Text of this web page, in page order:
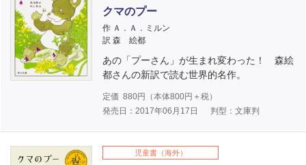
クマのプー
作 Ａ．Ａ．ミルン
訳 森 絵都
あの「プーさん」が生まれ変わった！ 森絵
都さんの新訳で読む世界的名作。
定価 880円（本体800円＋税）
発売日：2017年06月17日
判型：文庫判
児童書（海外）